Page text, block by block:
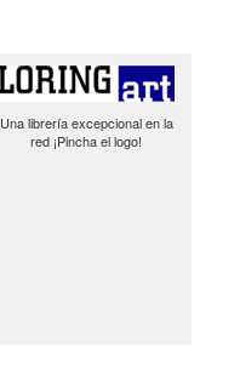
Una librería excepcional en la
red ¡Pincha el logo!